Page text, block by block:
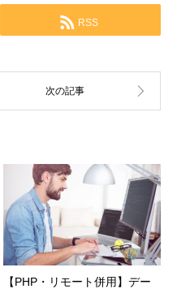
RSS
【PHP・リモート併用】デー